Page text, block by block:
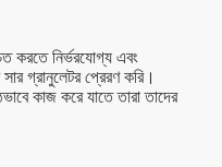
করতে নির্ভরযোগ্য এবং
গ্রানুলেটর প্রেরণ করি।
কাজ করে যাতে তারা তাদের